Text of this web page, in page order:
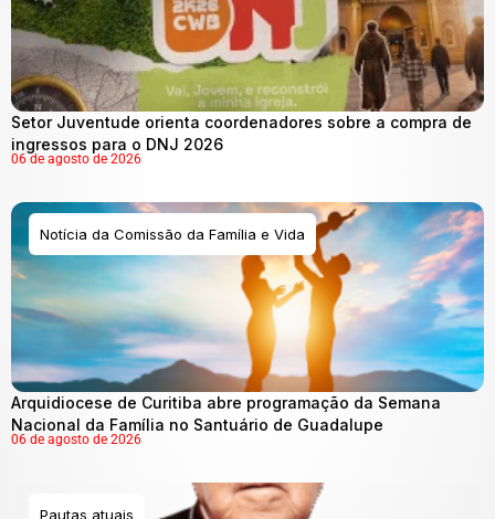
Setor Juventude orienta coordenadores sobre a compra de
ingressos para o DNJ 2026
06 de agosto de 2026
Notícia da Comissão da Família e Vida
Arquidiocese de Curitiba abre programação da Semana
Nacional da Família no Santuário de Guadalupe
06 de agosto de 2026
Pautas atuais